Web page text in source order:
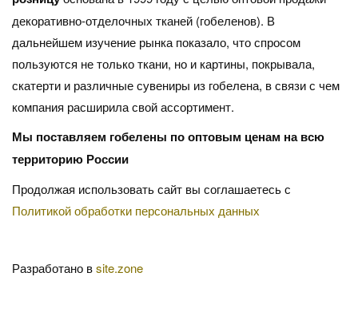
декоративно-отделочных тканей (гобеленов). В
дальнейшем изучение рынка показало, что спросом
пользуются не только ткани, но и картины, покрывала,
скатерти и различные сувениры из гобелена, в связи с чем
компания расширила свой ассортимент.
Мы поставляем гобелены по оптовым ценам на всю
территорию России
Продолжая использовать сайт вы соглашаетесь с
Политикой обработки персональных данных
Разработано вsite.zone